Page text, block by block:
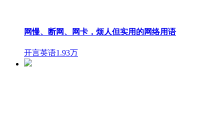
网慢、断网、网卡，烦人但实用的网络用语
开言英语1.93万